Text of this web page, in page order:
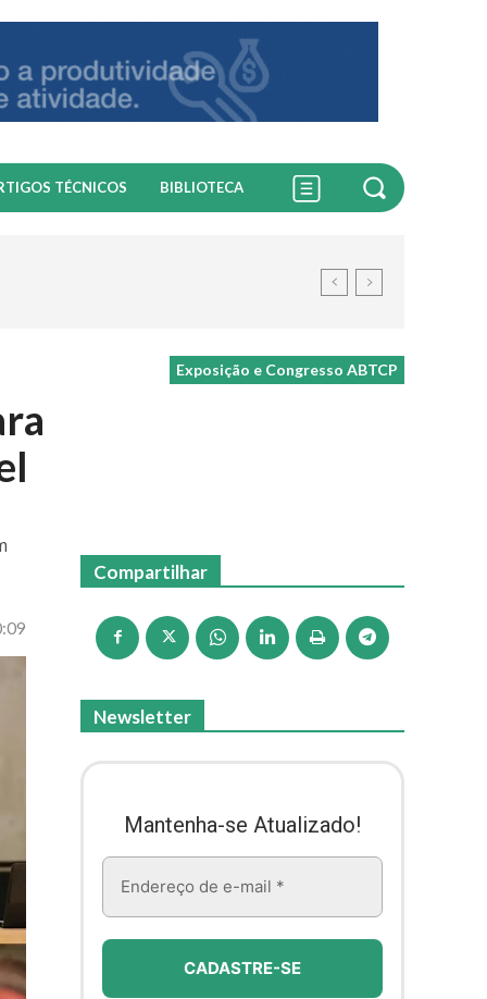
TÉCNICOS BIBLIOTECA
Exposição e Congresso ABTCP
Compartilhar
Newsletter
Mantenha-se Atualizado!